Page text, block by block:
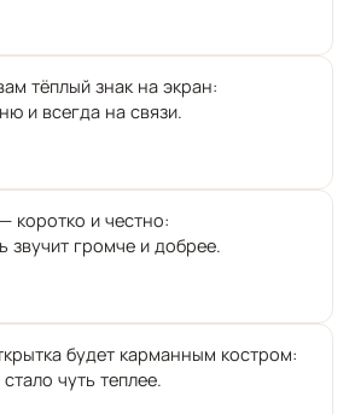
тёплый знак на экран:
и всегда на связи.
коротко и честно:
звучит громче и добрее.
будет карманным костром:
чуть теплее.